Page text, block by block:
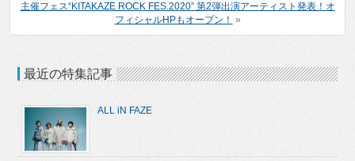
主催フェス“KITAKAZE ROCK FES.2020” 第2弾出演アーティスト発表！オ
フィシャルHPもオープン！ »
最近の特集記事
ALL iN FAZE